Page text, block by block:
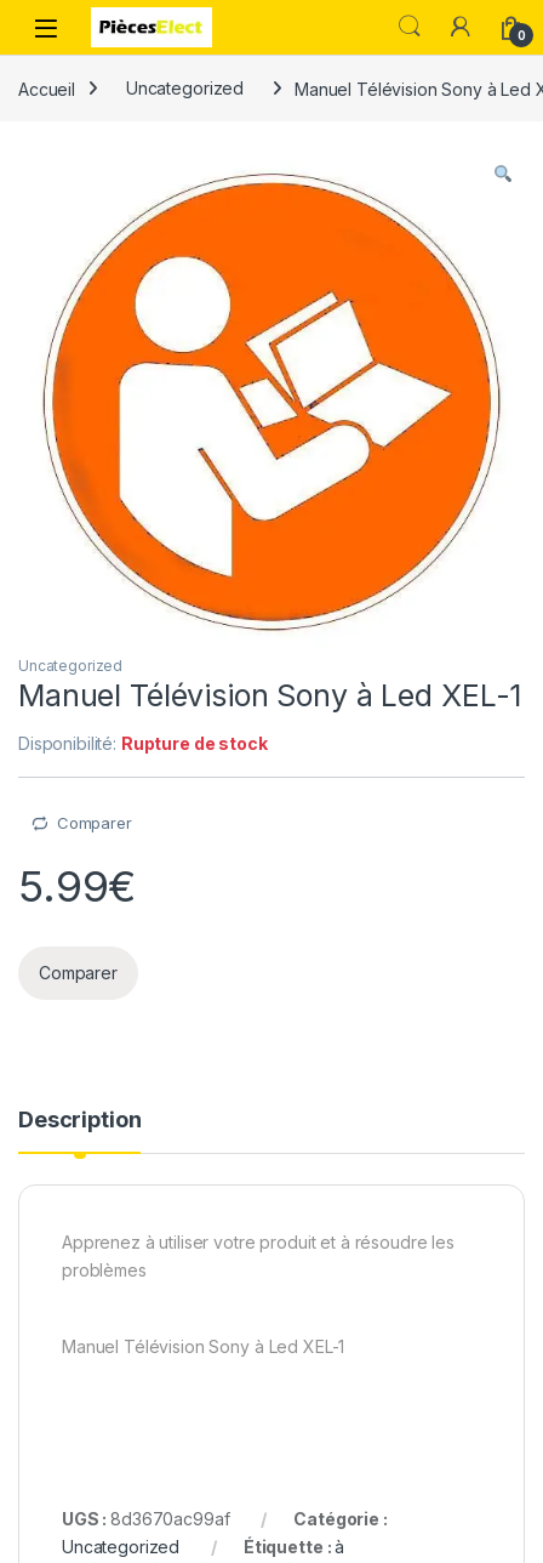
0
Accueil Uncategorized Manuel Télévision Sony à Led
Uncategorized
Manuel Télévision Sony à Led XEL-1
Disponibilité: Rupture de stock
Comparer
5.99€
Comparer
Description
Apprenez à utiliser votre produit et à résoudre les
problèmes
Manuel Télévision Sony à Led XEL-1
UGS :8d3670ac99af
Catégorie :
Uncategorized
Étiquette :à